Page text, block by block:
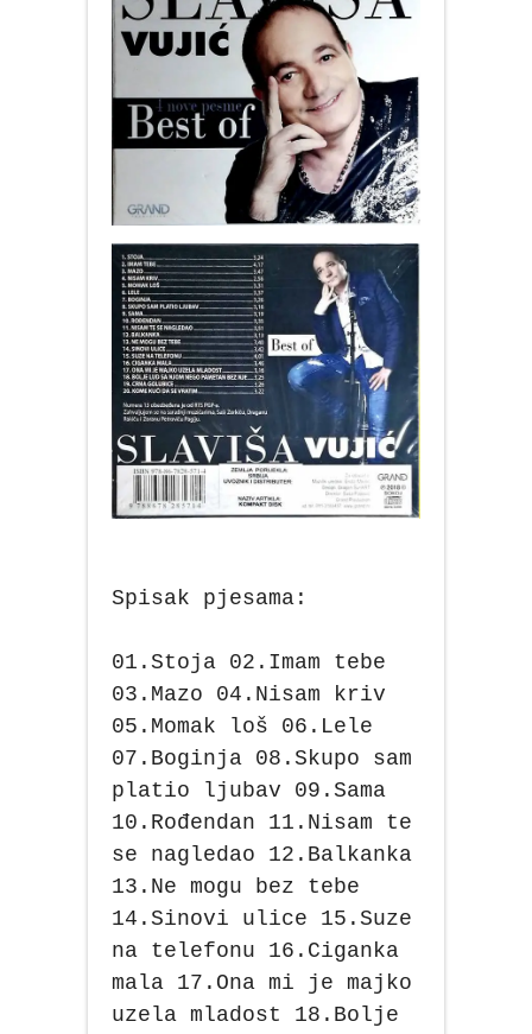
Spisak pjesama:
01.Stoja 02.Imam tebe
03.Mazo 04.Nisam kriv
05.Momak loš 06.Lele
07.Boginja 08.Skupo sam
platio ljubav 09.Sama
10.Rođendan 11.Nisam te
se nagledao 12.Balkanka
13.Ne mogu bez tebe
14.Sinovi ulice 15.Suze
na telefonu 16.Ciganka
mala 17.Ona mi je majko
uzela mladost 18.Bolje